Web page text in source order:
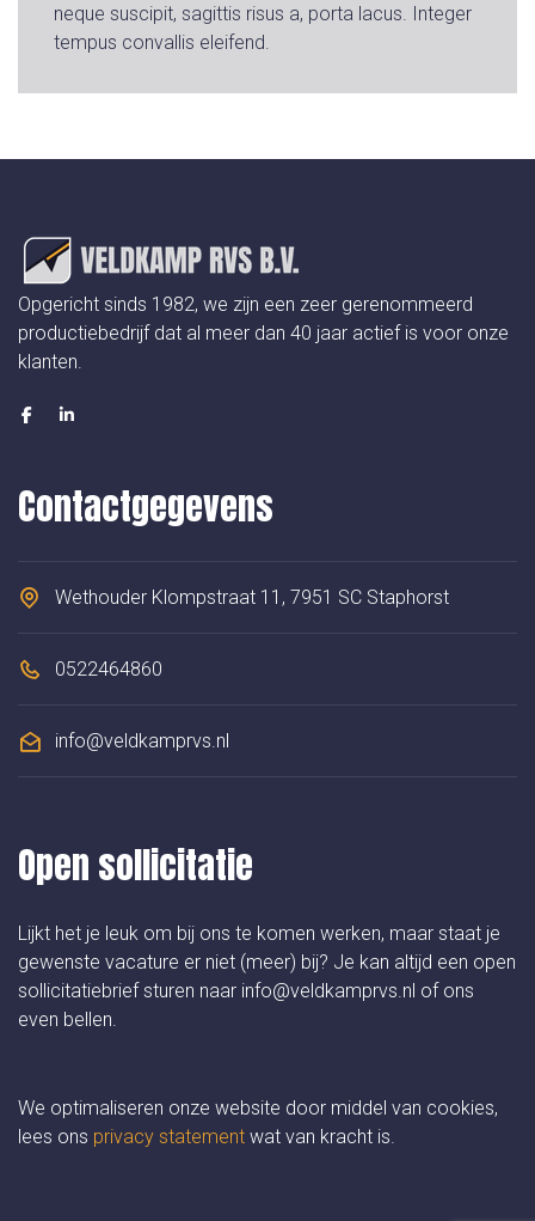
neque suscipit, sagittis risus a, porta lacus. Integer
tempus convallis eleifend.
Opgericht sinds 1982, we zijn een zeer gerenommeerd
productiebedrijf dat al meer dan 40 jaar actief is voor onze
klanten.
Contactgegevens
Wethouder Klompstraat 11, 7951 SC Staphorst
0522464860
info@veldkamprvs.nl
Open sollicitatie
Lijkt het je leuk om bij ons te komen werken, maar staat je
gewenste vacature er niet (meer) bij? Je kan altijd een open
sollicitatiebrief sturen naar info@veldkamprvs.nl of ons
even bellen.
We optimaliseren onze website door middel van cookies,
lees ons privacy statement wat van kracht is.